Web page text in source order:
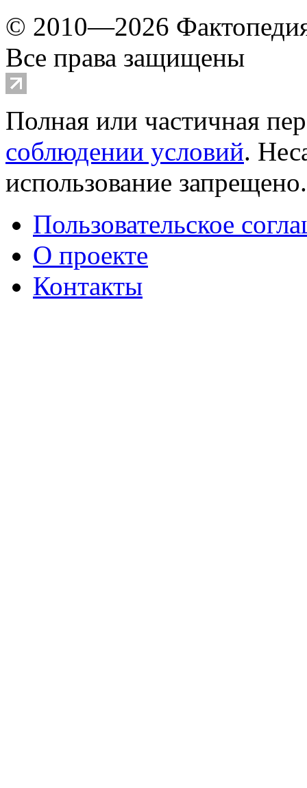
© 2010—2026
Все права защищены
Полная или частичная
соблюдении условий.
использование
Пользовательское
О проекте
Контакты